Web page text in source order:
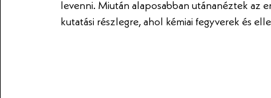
levenni. Miután alaposabban utánanéztek az
kutatási részlegre, ahol kémiai fegyverek és